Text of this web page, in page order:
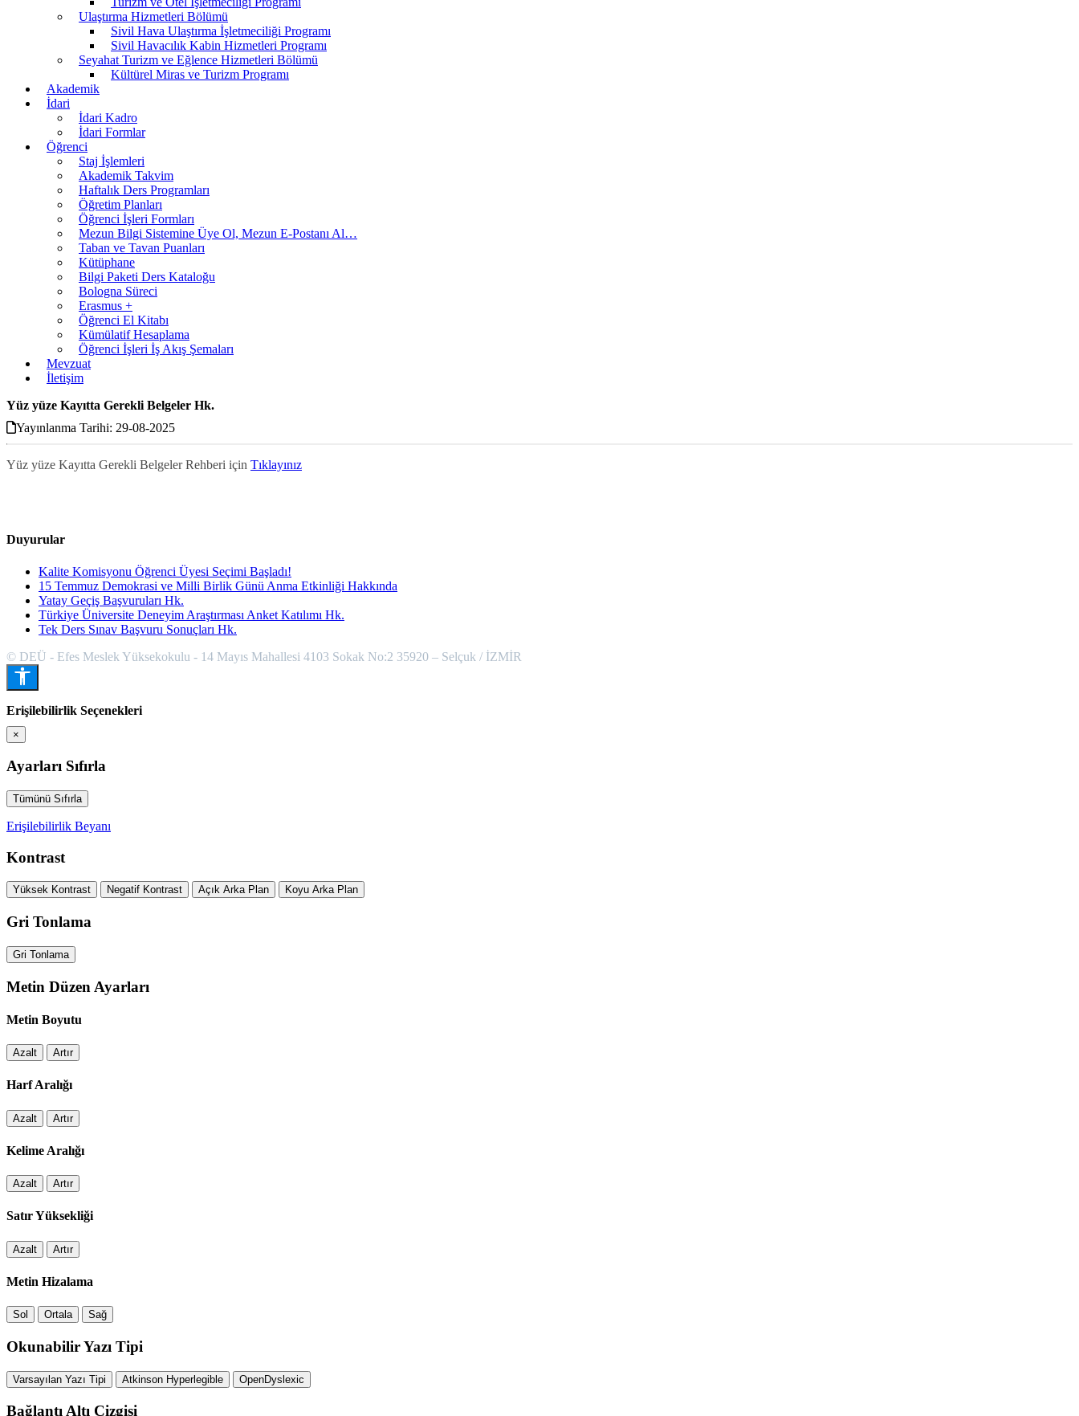
Ulaştırma Hizmetleri Bölümü
Sivil Hava Ulaştırma İşletmeciliği Programı
Sivil Havacılık Kabin Hizmetleri Programı
Seyahat Turizm ve Eğlence Hizmetleri Bölümü
Kültürel Miras ve Turizm Programı
Akademik
İdari
İdari Kadro
İdari Formlar
Öğrenci
Staj İşlemleri
Akademik Takvim
Haftalık Ders Programları
Öğretim Planları
Öğrenci İşleri Formları
Mezun Bilgi Sistemine Üye Ol, Mezun E-Postanı Al…
Taban ve Tavan Puanları
Kütüphane
Bilgi Paketi Ders Kataloğu
Bologna Süreci
Erasmus +
Öğrenci El Kitabı
Kümülatif Hesaplama
Öğrenci İşleri İş Akış Şemaları
Mevzuat
İletişim
Yüz yüze Kayıtta Gerekli Belgeler Hk.
Yayınlanma Tarihi: 29-08-2025
Yüz yüze Kayıtta Gerekli Belgeler Rehberi için Tıklayınız
Duyurular
Kalite Komisyonu Öğrenci Üyesi Seçimi Başladı!
15 Temmuz Demokrasi ve Milli Birlik Günü Anma Etkinliği Hakkında
Yatay Geçiş Başvuruları Hk.
Türkiye Üniversite Deneyim Araştırması Anket Katılımı Hk.
Tek Ders Sınav Başvuru Sonuçları Hk.
© DEÜ - Efes Meslek Yüksekokulu - 14 Mayıs Mahallesi 4103 Sokak No:2 35920 – Selçuk / İZMİR
Erişilebilirlik Seçenekleri
×
Ayarları Sıfırla
Tümünü Sıfırla
Erişilebilirlik Beyanı
Kontrast
Yüksek Kontrast Negatif Kontrast Açık Arka Plan Koyu Arka Plan
Gri Tonlama
Gri Tonlama
Metin Düzen Ayarları
Metin Boyutu
Azalt Artır
Harf Aralığı
Azalt Artır
Kelime Aralığı
Azalt Artır
Satır Yüksekliği
Azalt Artır
Metin Hizalama
Sol Ortala Sağ
Okunabilir Yazı Tipi
Varsayılan Yazı Tipi Atkinson Hyperlegible OpenDyslexic
Bağlantı Altı Çizgisi